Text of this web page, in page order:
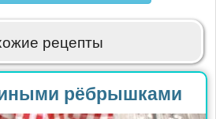
рецепты
рёбрышками